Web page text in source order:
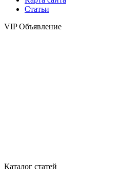
Статьи
VIP Объявление
Каталог статей